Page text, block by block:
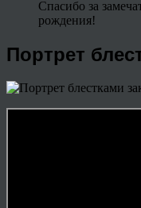
Спасибо за
рождения!
Портрет